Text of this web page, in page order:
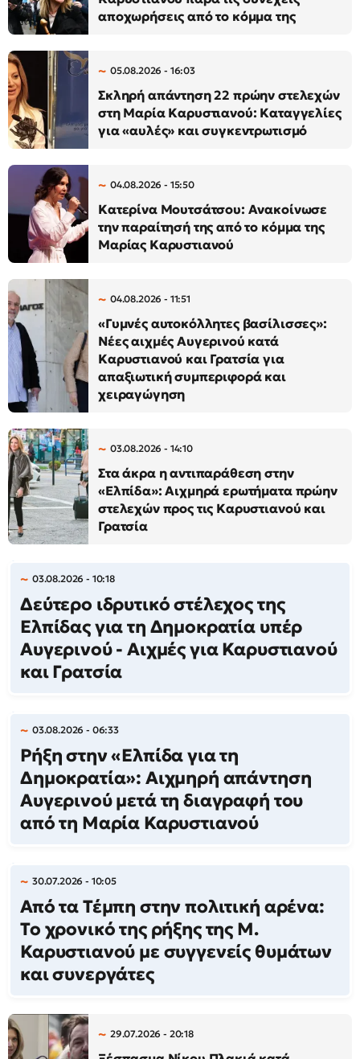
αποχωρήσεις από το κόμμα της
05.08.2026 - 16:03
Σκληρή απάντηση 22 πρώην στελεχών
στη Μαρία Καρυστιανού: Καταγγελίες
για «αυλές» και συγκεντρωτισμό
04.08.2026 - 15:50
Κατερίνα Μουτσάτσου: Ανακοίνωσε
την παραίτησή της από το κόμμα της
Μαρίας Καρυστιανού
04.08.2026 - 11:51
«Γυμνές αυτοκόλλητες βασίλισσες»:
Νέες αιχμές Αυγερινού κατά
Καρυστιανού και Γρατσία για
απαξιωτική συμπεριφορά και
χειραγώγηση
03.08.2026 - 14:10
Στα άκρα η αντιπαράθεση στην
«Ελπίδα»: Αιχμηρά ερωτήματα πρώην
στελεχών προς τις Καρυστιανού και
Γρατσία
03.08.2026 - 10:18
Δεύτερο ιδρυτικό στέλεχος της
Ελπίδας για τη Δημοκρατία υπέρ
Αυγερινού - Αιχμές για Καρυστιανού
και Γρατσία
03.08.2026 - 06:33
Ρήξη στην «Ελπίδα για τη
Δημοκρατία»: Αιχμηρή απάντηση
Αυγερινού μετά τη διαγραφή του
από τη Μαρία Καρυστιανού
30.07.2026 - 10:05
Από τα Τέμπη στην πολιτική αρένα:
Το χρονικό της ρήξης της Μ.
Καρυστιανού με συγγενείς θυμάτων
και συνεργάτες
29.07.2026 - 20:18